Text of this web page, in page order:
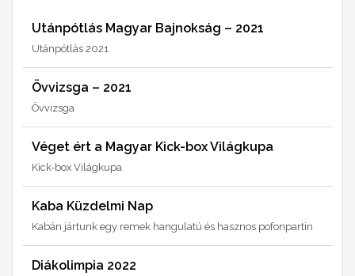
Utánpótlás Magyar Bajnokság – 2021
Utánpótlás 2021
Övvizsga – 2021
Övvizsga
Véget ért a Magyar Kick-box Világkupa
Kick-box Világkupa
Kaba Küzdelmi Nap
Kabán jártunk egy remek hangulatú és hasznos pofonpartin
Diákolimpia 2022